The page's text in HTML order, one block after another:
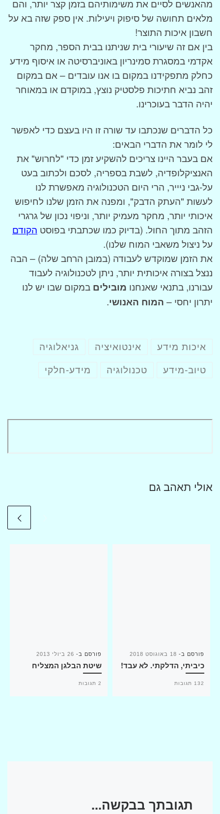
מהאנשים לסיים את משימותיהם בזמן קצר יותר, והם
מלאים תחושה של סיפוק ויעילות. אין ספק שזה בא על
חשבון איכות התוצר!
בין אם זה שיעורי בית שניתנו בבית הספר, מחקר
אקדמי במסגרת סמינריון באוניברסיטה או איסוף מידע
כחלק מתפקידנו במקום בו אנו עובדים – אם במקום
זהב נביא חתיכות פלסטיק נוצץ, במוקדם או במאוחר
יהיה הדבר בעוכרינו.
כל הדברים שנכתבו עד שורה זו היו בעצם כדי לאפשר
לי לומר את הדברי הבאים:
אם בעבר היינו צריכים להשקיע זמן כדי "לחרוש" את
האנציקלופדיה, לשבת בספריה, לסכם ולכתוב בעט
על-גבי ניייר, הרי היום הטכנולוגיה מאפשרת לנו
לעשות "העתק הדבק", ומפנה את הזמן שלנו לחיפוש
איכותי יותר, מחקר מעמיק יותר, וניפוי נכון של גרגרי
הזהב מתוך החול. (בדיוק כמו שכתבתי בפוסט הקודם
על ניצול משאבי המוח שלנו).
את הזמן שמוקדש לעבודה (במובן הרחב שלה) – הבה
ננצל בצורה איכותית יותר, ניתן לטכנולוגיה לעבוד
עבורנו, בתנאי שאנחנו מובילים במקום שבו יש לנו
יתרון יחסי – המוח האנושי.
איכות מידע אינטואיציה גניאלוגיה
טיוב-מידע טכנולוגיה מידע-חלקי
אולי תאהב גם
פורסם ב- 18 באוגוסט 2018
כיביתי, הדלקתי. לא עבד!
132 תגובות
פורסם ב- 26 ביולי 2013
שיטת הבלגן המצליח
2 תגובות
תגובתך בבקשה...